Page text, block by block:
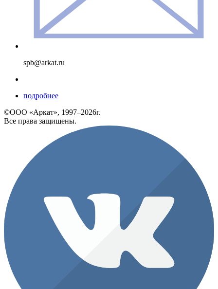
spb@arkat.ru
подробнее
©ООО «Аркат», 1997–2026г.
Все права защищены.